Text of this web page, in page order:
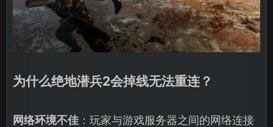
为什么绝地潜兵2会掉线无法重连？
网络环境不佳 ：玩家与游戏服务器之间的网络连接